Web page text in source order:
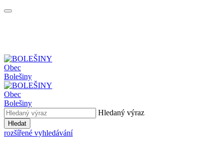
Obec
Bolešiny
Obec
Bolešiny
Hledaný výraz
Hledat
rozšířené vyhledávání